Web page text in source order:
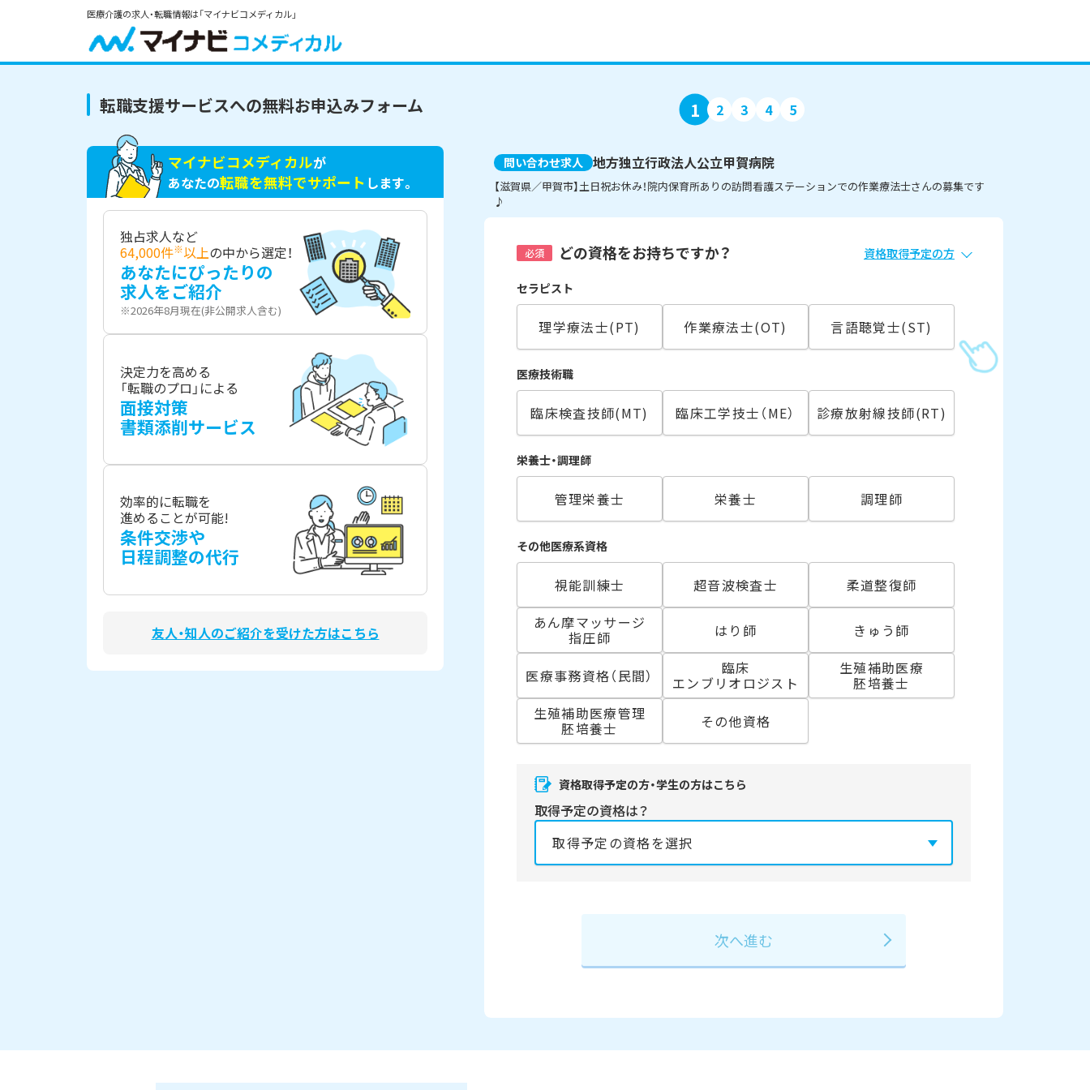
医療介護の求人・転職情報は「マイナビコメディカル」
転職支援サービスへの無料お申込みフォーム 1 2 3 4 5
問い合わせ求人 地方独立行政法人公立甲賀病院
【滋賀県／甲賀市】土日祝お休み！院内保育所ありの訪問看護ステーションでの作業療法士さんの募集です
♪
必須 どの資格をお持ちですか？ 資格取得予定の方
セラピスト
理学療法士(PT) 作業療法士(OT) 言語聴覚士(ST)
医療技術職
臨床検査技師(MT) 臨床工学技士（ME） 診療放射線技師(RT)
栄養士・調理師
管理栄養士 栄養士 調理師
その他医療系資格
視能訓練士 超音波検査士
柔道整復師
あん摩マッサージ
指圧師 はり師 きゅう師
医療事務資格（民間） 臨床
エンブリオロジスト
生殖補助医療
胚培養士
生殖補助医療管理
胚培養士 その他資格
資格取得予定の方・学生の方はこちら
取得予定の資格は？
マイナビコメディカルが
あなたの転職を無料でサポート します。
独占求人など
64,000件※以上の中から選定！
あなたにぴったりの
求人をご紹介
※2026年8月現在(非公開求人含む)
決定力を高める
「転職のプロ」による
面接対策
書類添削サービス
効率的に転職を
進めることが可能!
条件交渉や
日程調整の代行
友人・知人のご紹介を受けた方はこちら